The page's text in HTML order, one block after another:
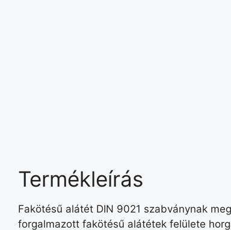
Termékleírás
Fakötésű alátét DIN 9021 szabványnak
forgalmazott fakötésű alátétek felülete